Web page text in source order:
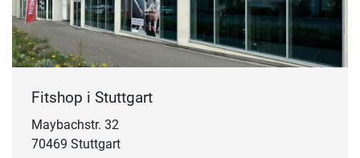
Fitshop i Stuttgart
Maybachstr. 32
70469 Stuttgart